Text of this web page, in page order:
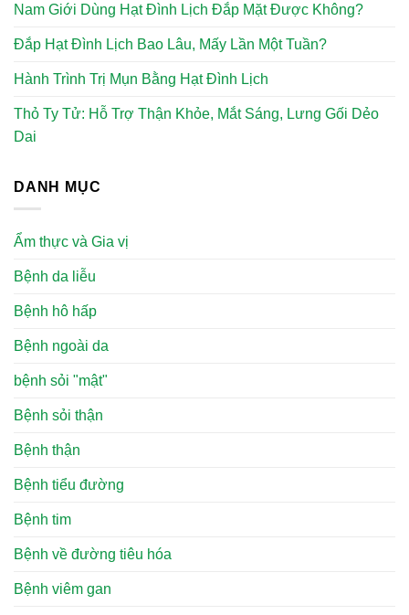
Nam Giới Dùng Hạt Đình Lịch Đắp Mặt Được Không?
Đắp Hạt Đình Lịch Bao Lâu, Mấy Lần Một Tuần?
Hành Trình Trị Mụn Bằng Hạt Đình Lịch
Thỏ Ty Tử: Hỗ Trợ Thận Khỏe, Mắt Sáng, Lưng Gối Dẻo
Dai
DANH MỤC
Ẩm thực và Gia vị
Bệnh da liễu
Bệnh hô hấp
Bệnh ngoài da
bệnh sỏi "mật"
Bệnh sỏi thận
Bệnh thận
Bệnh tiểu đường
Bệnh tim
Bệnh về đường tiêu hóa
Bệnh viêm gan